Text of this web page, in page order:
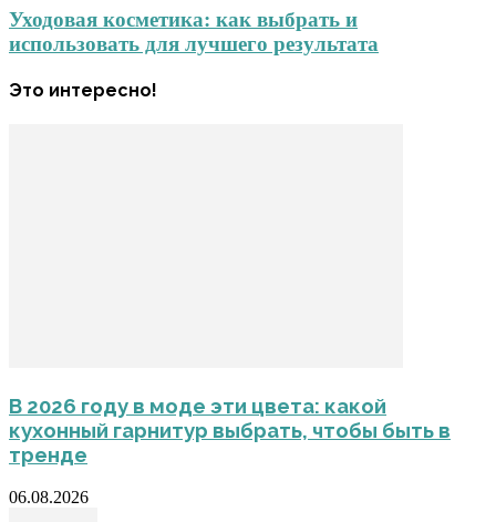
Уходовая косметика: как выбрать и
использовать для лучшего результата
Это интересно!
В 2026 году в моде эти цвета: какой
кухонный гарнитур выбрать, чтобы быть в
тренде
06.08.2026